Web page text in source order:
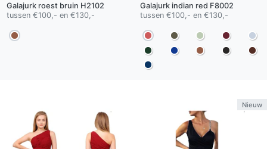
Galajurk roest bruin H2102
tussen €100,- en €130,-
Galajurk indian red F8002
tussen €100,- en €130,-
Nieuw